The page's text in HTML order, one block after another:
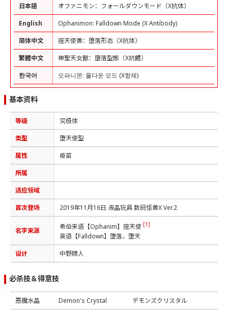
日本語
オファニモン：フォールダウンモード（X抗体）
English
Ophanimon: Falldown Mode (X Antibody)
简体中文
座天使兽：堕落形态（X抗体）
繁體中文
神聖天女獸：墮落型態（X抗體）
한국어
오파니몬: 폴다운 모드 (X항체)
基本资料
等级
究极体
类型
堕天使型
属性
疫苗
所属
适应领域
首次登场
2019年11月16日 液晶玩具 数码怪兽X Ver.2
名字来源 希伯来语【Ophanim】座天使 [1]
英语【Falldown】堕落，堕天
设计
中野牌人
必杀技＆得意技
恶魔水晶 Demon's Crystal
デモンズクリスタル